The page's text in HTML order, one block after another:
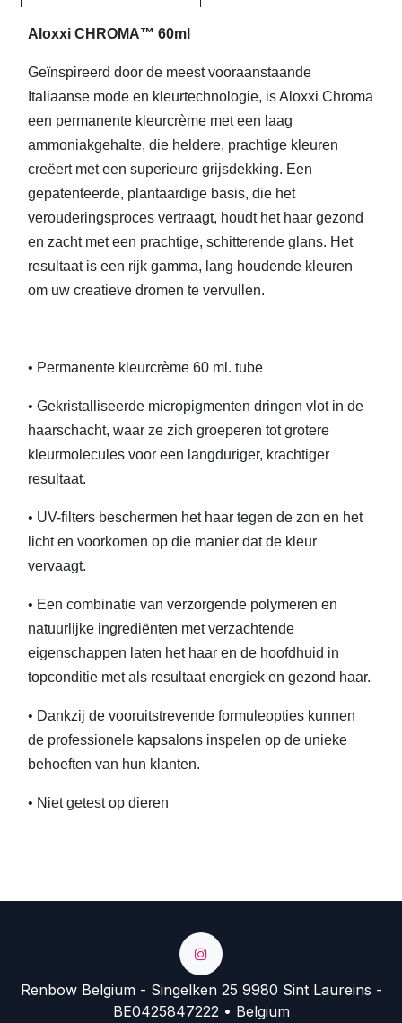
Aloxxi CHROMA™ 60ml
Geïnspireerd door de meest vooraanstaande
Italiaanse mode en kleurtechnologie, is Aloxxi Chroma
een permanente kleurcrème met een laag
ammoniakgehalte, die heldere, prachtige kleuren
creëert met een superieure grijsdekking. Een
gepatenteerde, plantaardige basis, die het
verouderingsproces vertraagt, houdt het haar gezond
en zacht met een prachtige, schitterende glans. Het
resultaat is een rijk gamma, lang houdende kleuren
om uw creatieve dromen te vervullen.
• Permanente kleurcrème 60 ml. tube
• Gekristalliseerde micropigmenten dringen vlot in de
haarschacht, waar ze zich groeperen tot grotere
kleurmolecules voor een langduriger, krachtiger
resultaat.
• UV-filters beschermen het haar tegen de zon en het
licht en voorkomen op die manier dat de kleur
vervaagt.
• Een combinatie van verzorgende polymeren en
natuurlijke ingrediënten met verzachtende
eigenschappen laten het haar en de hoofdhuid in
topconditie met als resultaat energiek en gezond haar.
• Dankzij de vooruitstrevende formuleopties kunnen
de professionele kapsalons inspelen op de unieke
behoeften van hun klanten.
• Niet getest op dieren
Renbow Belgium - Singelken 25 9980 Sint Laureins -
BE0425847222 • Belgium